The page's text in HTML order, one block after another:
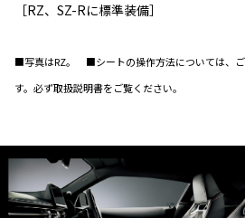
［RZ、SZ-Rに標準装備］
■写真はRZ。 ■シートの操作方法については、ご
す。必ず取扱説明書をご覧ください。